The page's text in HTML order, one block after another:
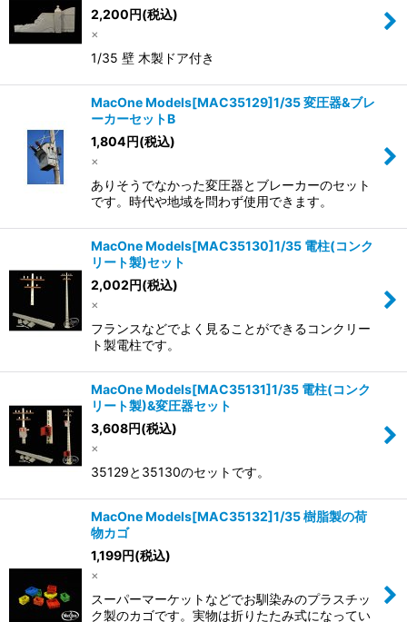
2,200円(税込)
×
1/35 壁 木製ドア付き
MacOne Models[MAC35129]1/35 変圧器&ブレ
ーカーセットB
1,804円(税込)
×
ありそうでなかった変圧器とブレーカーのセット
です。時代や地域を問わず使用できます。
MacOne Models[MAC35130]1/35 電柱(コンク
リート製)セット
2,002円(税込)
×
フランスなどでよく見ることができるコンクリー
ト製電柱です。
MacOne Models[MAC35131]1/35 電柱(コンク
リート製)&変圧器セット
3,608円(税込)
×
35129と35130のセットです。
MacOne Models[MAC35132]1/35 樹脂製の荷
物カゴ
1,199円(税込)
×
スーパーマーケットなどでお馴染みのプラスチッ
ク製のカゴです。実物は折りたたみ式になってい